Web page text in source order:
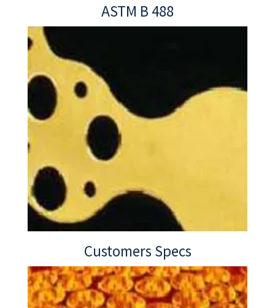
ASTM B 488
Customers Specs